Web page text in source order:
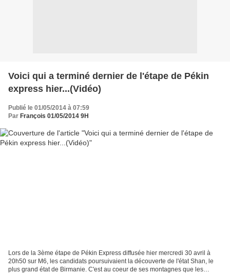
Voici qui a terminé dernier de l'étape de Pékin
express hier...(Vidéo)
Publié le 01/05/2014 à 07:59
Par François 01/05/2014 9H
Lors de la 3ème étape de Pékin Express diffusée hier mercredi 30 avril à
20h50 sur M6, les candidats poursuivaient la découverte de l'état Shan, le
plus grand état de Birmanie. C'est au coeur de ses montagnes que les